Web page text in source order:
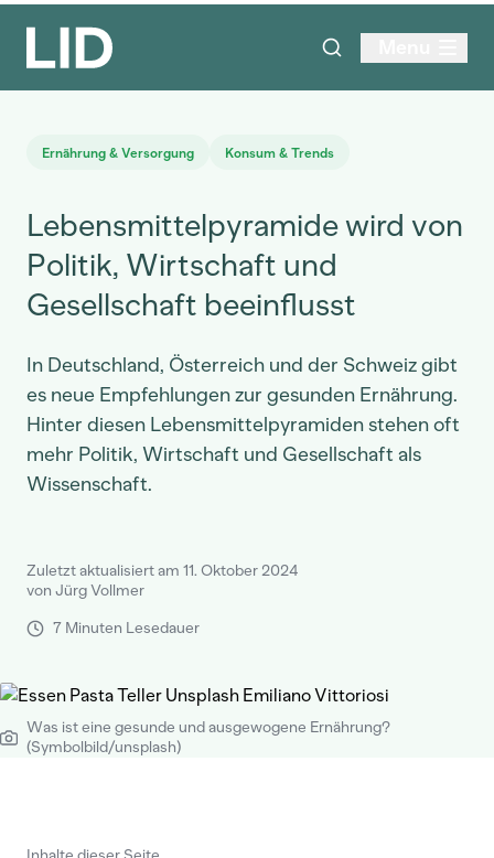
Ernährung & Versorgung Konsum & Trends
Lebensmittelpyramide wird von
Politik, Wirtschaft und
Gesellschaft beeinflusst
In Deutschland, Österreich und der Schweiz gibt
es neue Empfehlungen zur gesunden Ernährung.
Hinter diesen Lebensmittelpyramiden stehen oft
mehr Politik, Wirtschaft und Gesellschaft als
Wissenschaft.
Zuletzt aktualisiert am 11. Oktober 2024
von Jürg Vollmer
7 Minuten Lesedauer
Was ist eine gesunde und ausgewogene Ernährung?
(Symbolbild/unsplash)